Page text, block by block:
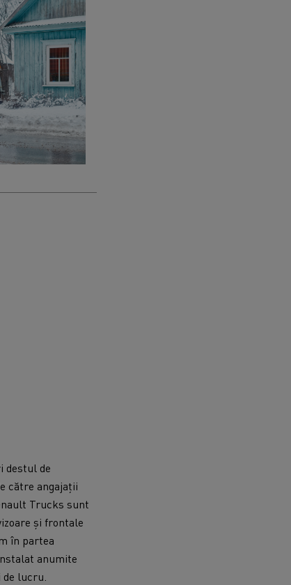
de
către angajații
Trucks sunt
și frontale
în partea
anumite
lucru.